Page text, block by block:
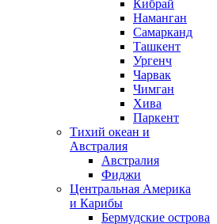
Кибрай
Наманган
Самарканд
Ташкент
Ургенч
Чарвак
Чимган
Хива
Паркент
Тихий океан и
Австралия
Австралия
Фиджи
Центральная Америка
и Карибы
Бермудские острова